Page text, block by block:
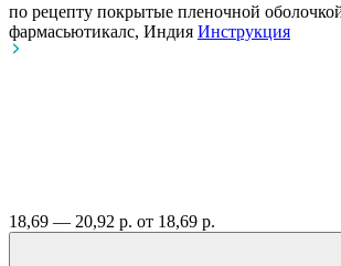
по рецепту покрытые пленочной
фармасьютикалс, Индия Инструкция
18,69 — 20,92 р. от 18,69 р.